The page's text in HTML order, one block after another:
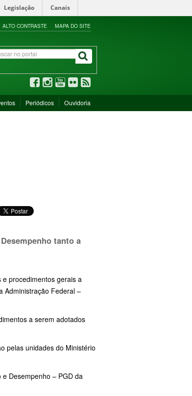
Legislação Canais
ALTO CONTRASTE MAPA DO SITE
Periódicos Ouvidoria
tanto a
procedimentos gerais a
Administração Federal –
a serem adotados
pelas unidades do Ministério
Desempenho – PGD da